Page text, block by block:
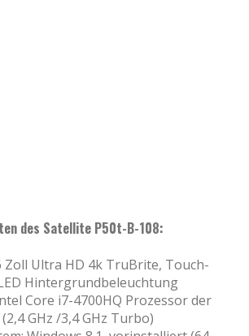
des Satellite P50t-B-108:
Zoll Ultra HD 4k TruBrite, Touch-
Hintergrundbeleuchtung
Core i7-4700HQ Prozessor der
GHz /3,4 GHz Turbo)